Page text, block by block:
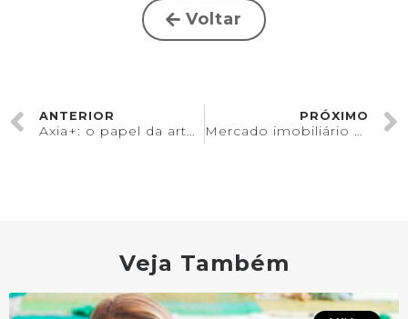
Voltar
ANTERIOR PRÓXIMO
Veja Também